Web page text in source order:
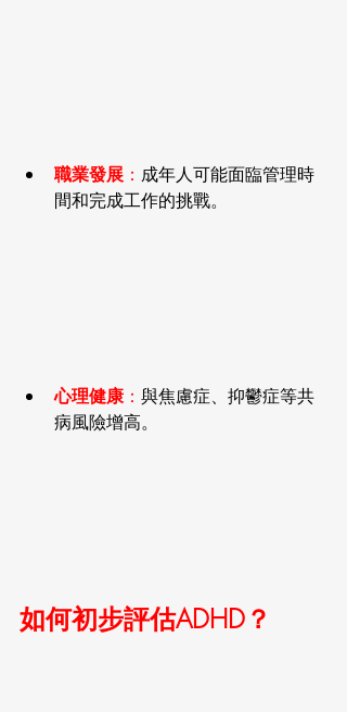
職業發展 ： 成年人可能面臨管理時
間和完成工作的挑戰。
心理健康： 與焦慮症、抑鬱症等共
病風險增高。
如何初步評估ADHD？